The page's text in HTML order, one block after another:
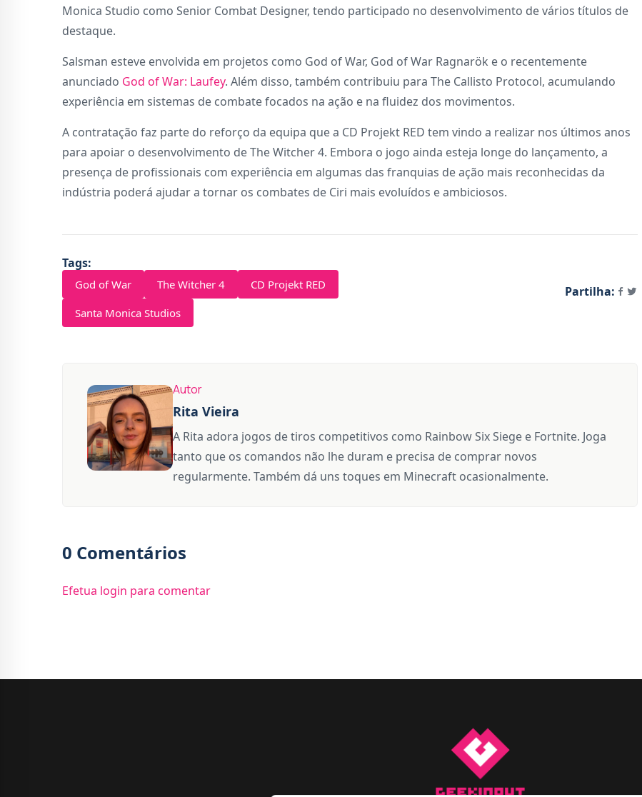
Monica Studio como Senior Combat Designer, tendo participado no desenvolvimento de vários títulos de
destaque.
Salsman esteve envolvida em projetos como God of War, God of War Ragnarök e o recentemente
anunciado God of War: Laufey. Além disso, também contribuiu para The Callisto Protocol, acumulando
experiência em sistemas de combate focados na ação e na fluidez dos movimentos.
A contratação faz parte do reforço da equipa que a CD Projekt RED tem vindo a realizar nos últimos anos
para apoiar o desenvolvimento de The Witcher 4. Embora o jogo ainda esteja longe do lançamento, a
presença de profissionais com experiência em algumas das franquias de ação mais reconhecidas da
indústria poderá ajudar a tornar os combates de Ciri mais evoluídos e ambiciosos.
Tags:
God of War The Witcher 4
CD Projekt RED
Santa Monica Studios
Partilha:
Autor
Rita Vieira
A Rita adora jogos de tiros competitivos como Rainbow Six Siege e Fortnite. Joga
tanto que os comandos não lhe duram e precisa de comprar novos
regularmente. Também dá uns toques em Minecraft ocasionalmente.
0 Comentários
Efetua login para comentar